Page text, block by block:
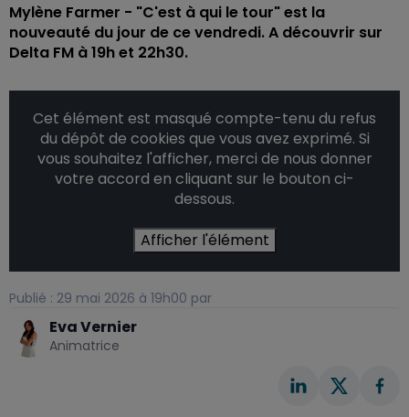
Mylène Farmer - "C'est à qui le tour" est la
nouveauté du jour de ce vendredi. A découvrir sur
Delta FM à 19h et 22h30.
Cet élément est masqué compte-tenu du refus
du dépôt de cookies que vous avez exprimé. Si
vous souhaitez l'afficher, merci de nous donner
votre accord en cliquant sur le bouton ci-
dessous.
Afficher l'élément
Publié : 29 mai 2026 à 19h00 par
Eva Vernier
Animatrice